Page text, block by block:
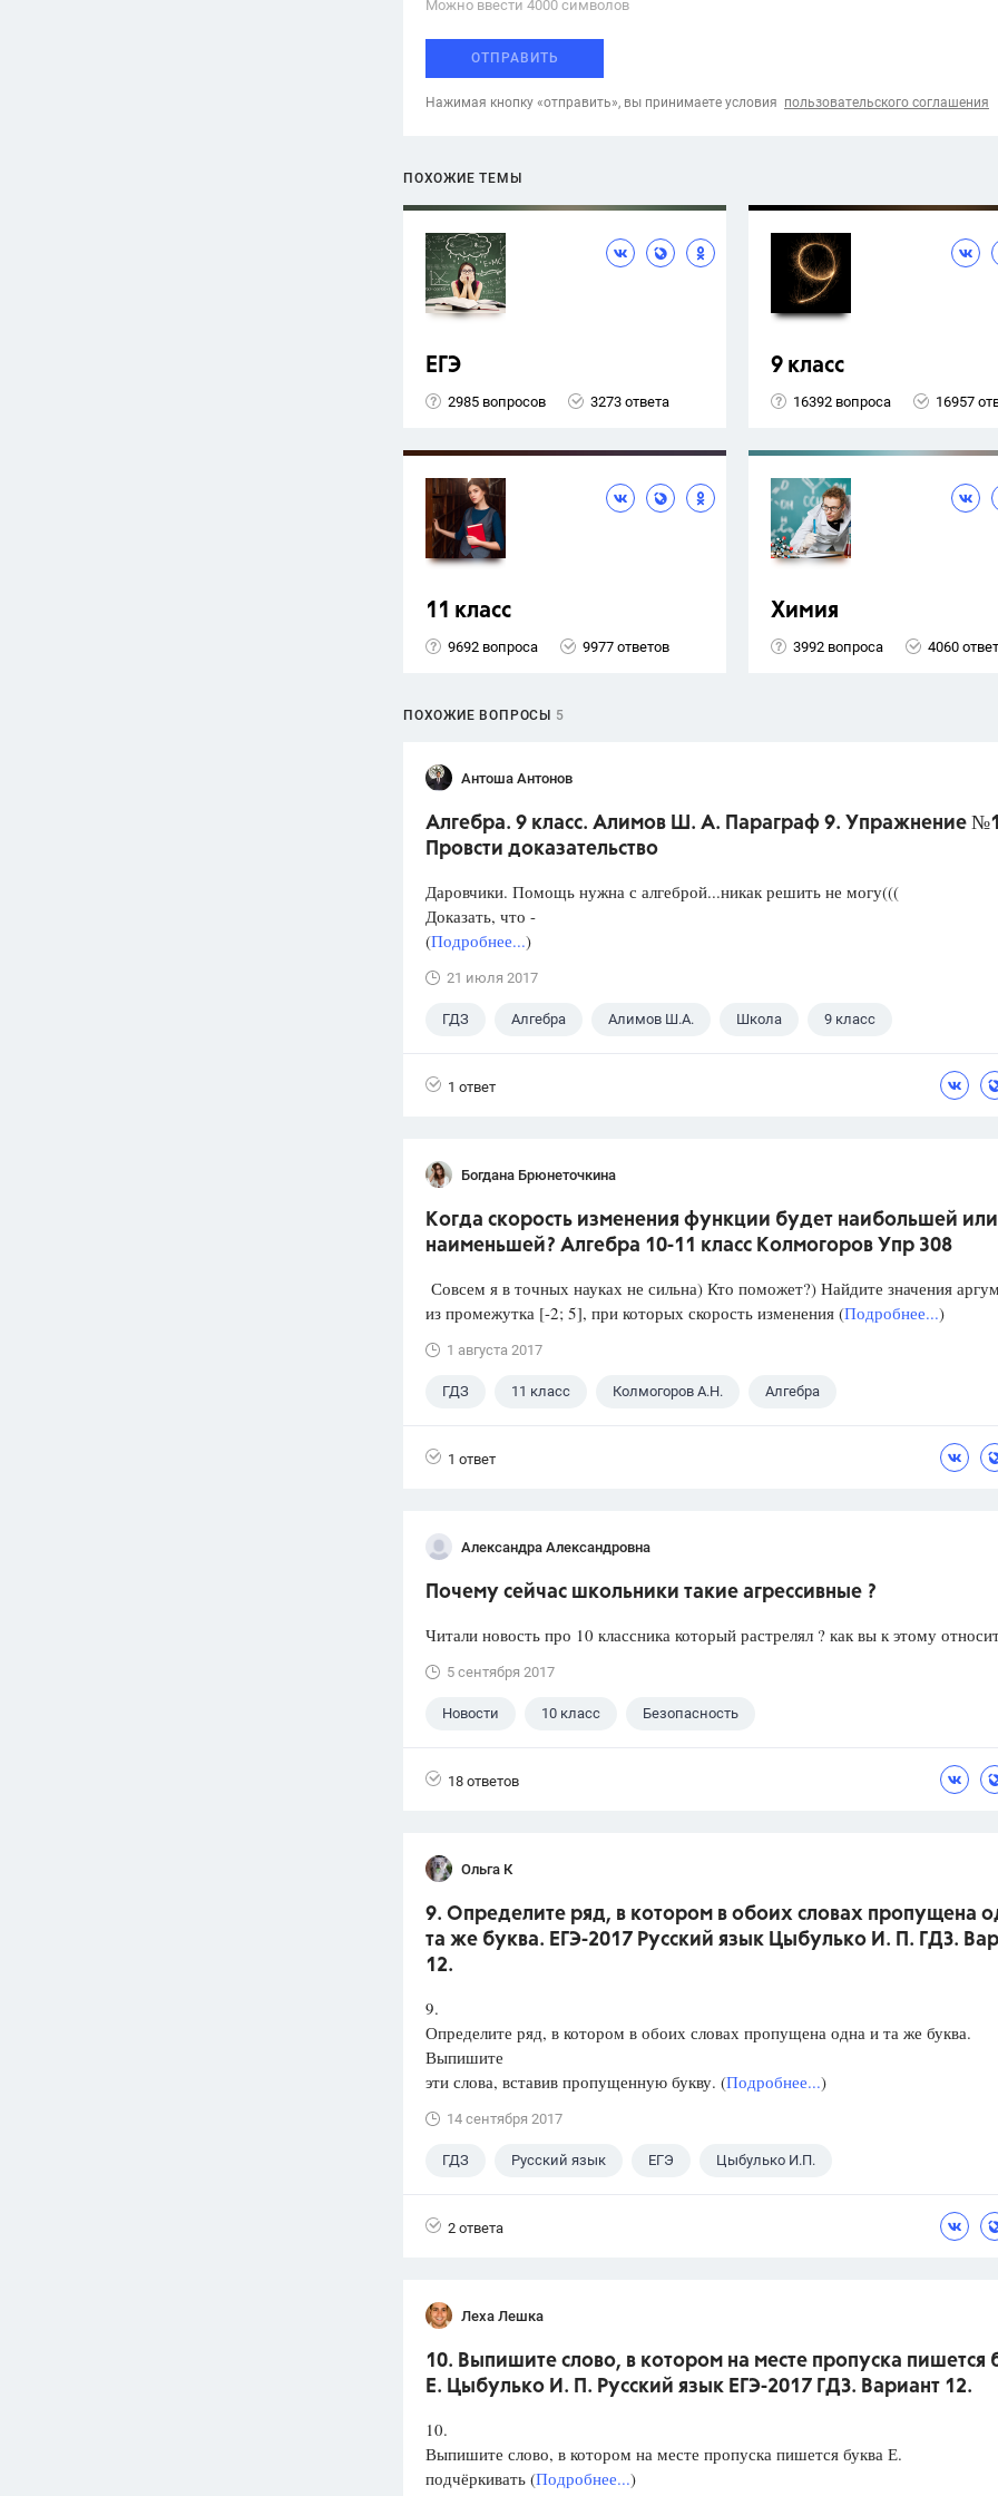
Можно ввести 4000 cимволов
ОТПРАВИТЬ
Нажимая кнопку «отправить», вы принимаете условия пользовательского соглашения
ПОХОЖИЕ ТЕМЫ
ЕГЭ
2985 вопросов 3273 ответа
9 класс
16392 вопроса 16957
11 класс
9692 вопроса 9977 ответов
Химия
3992 вопроса 4060
ПОХОЖИЕ ВОПРОСЫ 5
Антоша Антонов
Алгебра. 9 класс. Алимов Ш. А. Параграф 9. Упражнение
Провсти доказательство
Даровчики. Помощь нужна с алгеброй...никак решить не могу(((
Доказать, что -
(Подробнее...)
21 июля 2017
ГДЗ Алгебра Алимов Ш.А. Школа 9 класс
1 ответ
Богдана Брюнеточкина
Когда скорость изменения функции будет наибольшей или
наименьшей? Алгебра 10-11 класс Колмогоров Упр 308
Совсем я в точных науках не сильна) Кто поможет?) Найдите значения
из промежутка [-2; 5], при которых скорость изменения (Подробнее...)
1 августа 2017
ГДЗ 11 класс Колмогоров А.Н. Алгебра
1 ответ
Александра Александровна
Почему сейчас школьники такие агрессивные ?
Читали новость про 10 классника который растрелял ? как вы к этому
5 сентября 2017
Новости 10 класс Безопасность
18 ответов
Ольга К
9. Определите ряд, в котором в обоих словах пропущена
та же буква. ЕГЭ-2017 Русский язык Цыбулько И. П. ГДЗ.
12.
9.
Определите ряд, в котором в обоих словах пропущена одна и та же буква.
Выпишите
эти слова, вставив пропущенную букву. (Подробнее...)
14 сентября 2017
ГДЗ Русский язык ЕГЭ Цыбулько И.П.
2 ответа
Леха Лешка
10. Выпишите слово, в котором на месте пропуска пишется
Е. Цыбулько И. П. Русский язык ЕГЭ-2017 ГДЗ. Вариант 12.
10.
Выпишите слово, в котором на месте пропуска пишется буква Е.
подчёркивать (Подробнее...)